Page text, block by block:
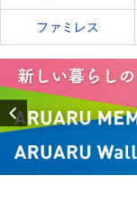
ファミレス
Previous